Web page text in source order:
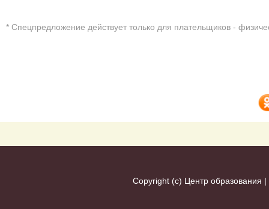
* Cпецпредложение действует только для плательщиков -
Copyright (c) Центр образования |